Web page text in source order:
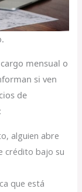
mensual o
si ven
de
alguien abre
crédito bajo su
que está